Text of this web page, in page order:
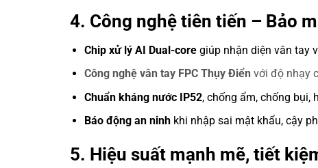
4. Công nghệ tiên tiến – Bảo
Chip xử lý AI Dual-coregiúp nhận diện vân tay
Công nghệ vân tay FPC Thụy Điển với độ nhạy
Chuẩn kháng nước IP52, chống ẩm, chống bụi,
Báo động an ninhkhi nhập sai mật khẩu, cậy
5. Hiệu suất mạnh mẽ, tiết